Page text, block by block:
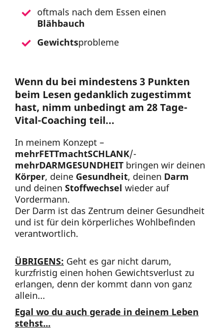
oftmals nach dem Essen einen
Blähbauch
Gewichtsprobleme
Wenn du bei mindestens 3 Punkten
beim Lesen gedanklich zugestimmt
hast, nimm unbedingt am 28 Tage-
Vital-Coaching teil...
In meinem Konzept –
mehrFETTmachtSCHLANK/-
mehrDARMGESUNDHEIT bringen wir deinen
Körper, deine Gesundheit, deinen Darm
und deinen Stoffwechsel wieder auf
Vordermann.
Der Darm ist das Zentrum deiner Gesundheit
und ist für dein körperliches Wohlbefinden
verantwortlich.
ÜBRIGENS: Geht es gar nicht darum,
kurzfristig einen hohen Gewichtsverlust zu
erlangen, denn der kommt dann von ganz
allein...
Egal wo du auch gerade in deinem Leben
stehst...